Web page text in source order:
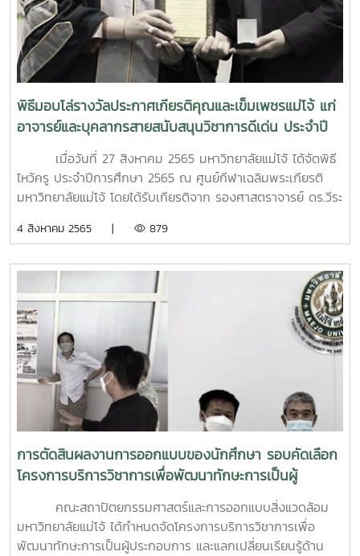
สถาปัตยกรรมศาสตร์และการออกแบบสิ่งแวดล้อม มหาวิทยาลัย
แม่โจ้ ร่วมกับ บริษัท ตลาดแม่โจ้สามัคคี จำกัด โดยมีเป้าหมาย
เพื่อการพัฒนาทักษะการเป็นผู้ประกอบการให้แก่นักศึกษา และ
เพื่อบริการวิชาการแก่ภาคอุตสาหกรรม และภาคธุรกิจ ตลอดจน
ส่งเสริมคุณภาพสิ่งแวดล้อมที่ดีผ่านงานออกแบบที่คำนึงถึงความ
ยั่งยืนของสภาพแวดล้อม สนับสนุนให้มีการบริการวิชาการที่
เป็นการแลกเปลี่ยนความรู้ทางวิชาการกับภาคอุตสาหกรรมและ
ภาคธุรกิจ โดยมุ่งหวังให้เกิดนวัตกรรมใหม่ ๆ ตลอดจนสร้าง
ความเป็นผู้ประกอบการให้แก่นักศึกษา เพื่อเตรียมความพร้อมสู่
การเป็นนักพัฒนาโครงการหรือบุคลากรในภาคอสังหาริมทรัพย์
ณ คณะสถาปัตยกรรมศาสตร์ฯ โดยมี บริษัท ตลาดแม่โจ้สามัคคี
นักศึกษาของคณะ นอกเหนือจากกิจกรรมปฏิบัติการ
ออกแบบของนักศึกษาแล้ว ในวันที่ 5 สิงหาคม 2565 ยังมี
กิจกรรมการบรรยายพิเศษโดยผู้เชี่ยวชาญจากบริษัทชั้นนำ
จำนวน 6 ท่าน แบ่งเนื้อหาเป็น 2 กลุ่ม ได้แก่ กลุ่มที่ 1 ด้านการ
ออกแบบ ประกอบด้วย 1) หัวข้อ “นวัตกรรมในงาน
อสังหาริมทรัพย์ : เมื่อความยั่งยืนของโลกคือความยั่งยืนของ
ธุรกิจ โดย คุณสริธร อมรจารุชิต Assistant Vice President,
ศูนย์วิจัยและนวัตกรรมเพื่อความยั่งยืน (RISC) 2) หัวข้อ
“ปัจจัยความสำเร็จในการออกแบบศูนย์การค้า : จากยุค New
Normal สู่ Metaverse” โดย ดร.จักรกฤษณ์ เหลืองเจริญรัตน์
Studio Director, บริษัท เก็นสเล่อร์ (ประเทศไทย) จำกัด
3) หัวข้อ “บทบาทของงานภูมิสถาปัตยกรรมในศูนย์การค้ายุคใหม่
: ประสบการณ์จากไทยและจีน คุณ ธัชพล สุนทราจารย์
กรรมการผู้จัดการ, บริษัท แลนด์สเคปคอลลาบอเรชัน จำกัด
กลุ่มที่ 2 ด้านการบริหารโครงการและการก่อสร้าง ประกอบด้วย
พิธีมอบโล่รางวัลประกาศเกียรติคุณและเข็มเพชรแม่โจ้ แก่
อาจารย์และบุคลากรสายสนับสนุนวิชาการดีเด่น ประจำปี
เมื่อวันที่ 27 สิงหาคม 2565 มหาวิทยาลัยแม่โจ้ ได้จัดพิธี
ไหว้ครู ประจำปีการศึกษา 2565 ณ ศูนย์กีฬาเฉลิมพระเกียรติ
มหาวิทยาลัยแม่โจ้ โดยได้รับเกียรติจาก รองศาสตราจารย์ ดร.วีระ
อาจารย์ ดร.โชคอนันต์ วาณิชย์เลิศธนาสาร คณบดีคณะ
ของคณะเข้าร่วมพิธีรดังกล่าว พร้อมกันนี้ทาง
มหาวิทยาลัยแม่โจ้ได้จัดพิธีมอบโล่รางวัลประกาศเกียรติคุณและ
เข็มเพชรแม่โจ้ ให้แก่อาจารย์ดีเด่นและบุคลากรสายสนับสนุน
วิชาการดีเด่น ประจำปี 2564 ซึ่งมีบุคลากรของคณะที่ได้รับการ
คัดเลือกและได้รับโล่รางวัลพร้อมเข็มเพชรแม่โจ้เชิดชูเกียรติดัง
กล่าว ได้แก่ นายอำนาจ ชิดทอง นักวิชาการคอมพิวเตอร์ สังกัด
สำนักงานคณบดีคณะสถาปัตยกรรมศาสตร์ฯ ที่ได้รับการเชิดชู
เกียรติให้เป็น บุคลากรสายสนับสนุนวิชาการดีเด่นใน "ด้าน
นวัตกรรมดีเด่น" ประจำปี 2564
4 สิงหาคม 2565 | 879
การตัดสินผลงานการออกแบบของนักศึกษา รอบคัดเลือก
โครงการบริการวิชาการเพื่อพัฒนาทักษะการเป็นผู้
ประกอบการ และแลกเปลี่ยนเรียนรู้ด้านอสังหาริมทรัพย์ใน
รูปแบบค่ายวิชาการ “Architron”
คณะสถาปัตยกรรมศาสตร์และการออกแบบสิ่งแวดล้อม
มหาวิทยาลัยแม่โจ้ ได้กำหนดจัดโครงการบริการวิชาการเพื่อ
พัฒนาทักษะการเป็นผู้ประกอบการ และแลกเปลี่ยนเรียนรู้ด้าน